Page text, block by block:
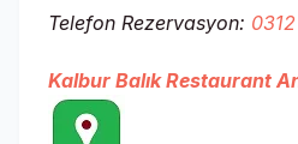
Telefon Rezervasyon:
Kalbur Balık Restaurant